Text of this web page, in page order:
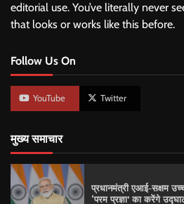
editorial use. You’ve literally never
that looks or works like this before.
Follow Us On
YouTube Twitter
मुख्य समाचार
प्रधानमंत्री एआई-सक्षम
‘परम प्रज्ञा’ का करेंगे